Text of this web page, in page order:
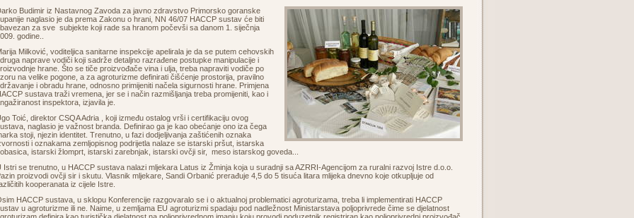
Budimir iz Nastavnog Zavoda za javno zdravstvo Primorsko goranske
naglasio je da prema Zakonu o hrani, NN 46/07 HACCP sustav će biti
za sve subjekte koji rade sa hranom počevši sa danom 1. siječnja
godine..
Milković, voditeljica sanitarne inspekcije apelirala je da se putem cehovskih
naprave vodiči koji sadrže detaljno razrađene postupke manipulacije i
hrane. Što se tiče proizvođače vina i ulja, treba napraviti vodiče po
na velike pogone, a za agroturizme definirati čišćenje prostorija, pravilno
i obradu hrane, odnosno primijeniti načela sigurnosti hrane. Primjena
sustava traži vremena, jer se i način razmišljanja treba promijeniti, kao i
inspektora, izjavila je.
Toić, direktor CSQA Adria , koji između ostalog vrši i certifikaciju ovog
naglasio je važnost branda. Definirao ga je kao obećanje ono iza čega
stoji, njezin identitet. Trenutno, u fazi dodjeljivanja zaštićenih oznaka
i oznakama zemljopisnog podrijetla nalaze se istarski pršut, istarska
istarski žlomprt, istarski zarebnjak, istarski ovčji sir, meso istarskog goveda...
Istri se trenutno, u HACCP sustava nalazi mljekara Latus iz Žminja koja u suradnji sa AZRRI-Agencijom za ruralni razvoj Istre d.o.o.
proizvodi ovčji sir i skutu. Vlasnik mljekare, Sandi Orbanić prerađuje 4,5 do 5 tisuća litara mlijeka dnevno koje otkupljuje od
kooperanata iz cijele Istre.
HACCP sustava, u sklopu Konferencije razgovaralo se i o aktualnoj problematici agroturizama, treba li implementirati HACCP
u agroturizme ili ne. Naime, u zemljama EU agroturizmi spadaju pod nadležnost Ministarstava poljoprivrede čime se djelatnost